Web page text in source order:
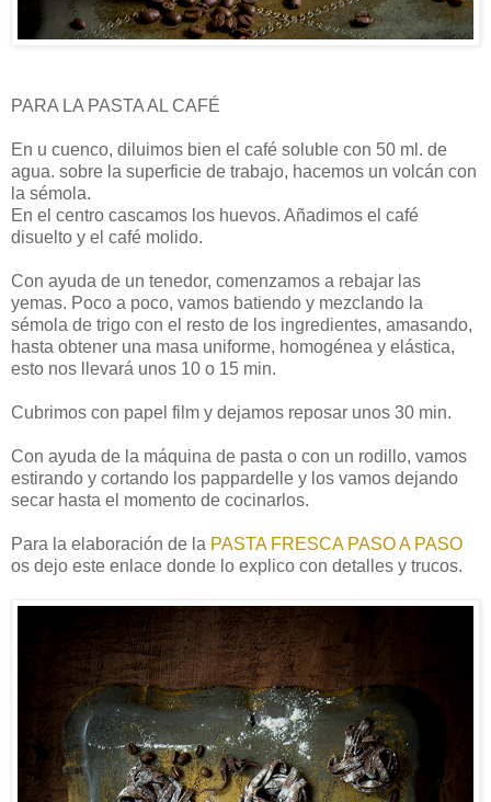
PARA LA PASTA AL CAFÉ
En u cuenco, diluimos bien el café soluble con 50 ml. de
agua. sobre la superficie de trabajo, hacemos un volcán con
la sémola.
En el centro cascamos los huevos. Añadimos el café
disuelto y el café molido.
Con ayuda de un tenedor, comenzamos a rebajar las
yemas. Poco a poco, vamos batiendo y mezclando la
sémola de trigo con el resto de los ingredientes, amasando,
hasta obtener una masa uniforme, homogénea y elástica,
esto nos llevará unos 10 o 15 min.
Cubrimos con papel film y dejamos reposar unos 30 min.
Con ayuda de la máquina de pasta o con un rodillo, vamos
estirando y cortando los pappardelle y los vamos dejando
secar hasta el momento de cocinarlos.
Para la elaboración de la PASTA FRESCA PASO A PASO
os dejo este enlace donde lo explico con detalles y trucos.